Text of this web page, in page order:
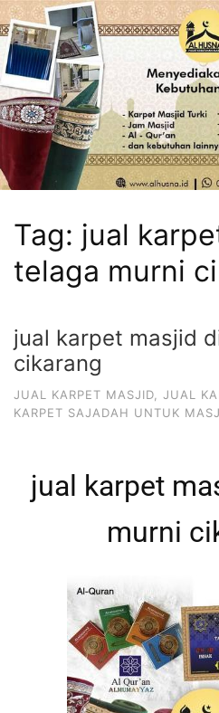
Tag: jual
telaga murni
jual karpet masjid
cikarang
JUAL KARPET MASJID JUAL
KARPET SAJADAH UNTUK
jual karpet
murni